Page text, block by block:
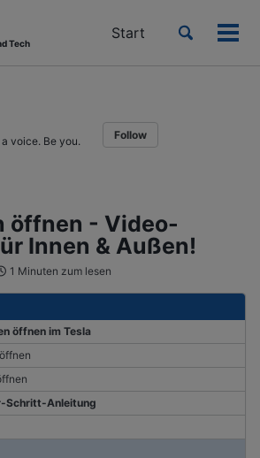
Tech
Start
Toggle
voice. Be you. Follow
öffnen - Video-
Innen & Außen!
1 Minuten zum lesen
öffnen im Tesla
Schritt-Anleitung